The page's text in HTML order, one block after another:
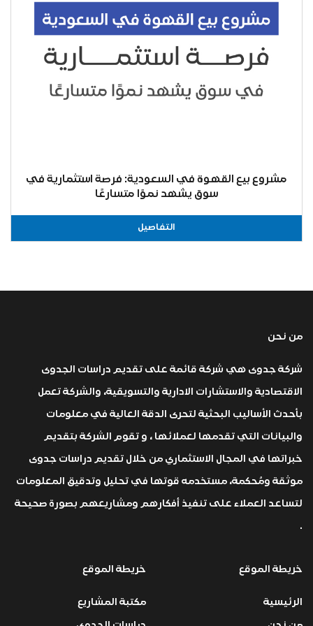
مشروع بيع القهوة في السعودية: فرصة استثمارية في
سوق يشهد نموًا متسارعًا
التفاصيل
من نحن
شركة جدوى هي شركة قائمة على تقديم دراسات الجدوى
الاقتصادية والاستشارات الادارية والتسويقية، والشركة تعمل
بأحدث الأساليب البحثية لتحرى الدقة العالية في معلومات
والبيانات التي تقدمها لعملائها ، و تقوم الشركة بتقديم
خبراتها في المجال الاستثماري من خلال تقديم دراسات جدوى
موثقة ومُحكمة، مستخدمه قوتها في تحليل وتدقيق المعلومات
لتساعد العملاء على تنفيذ أفكارهم ومشاريعهم بصورة صحيحة
.
خريطة الموقع
الرئيسية
خريطة الموقع
مكتبة المشاريع